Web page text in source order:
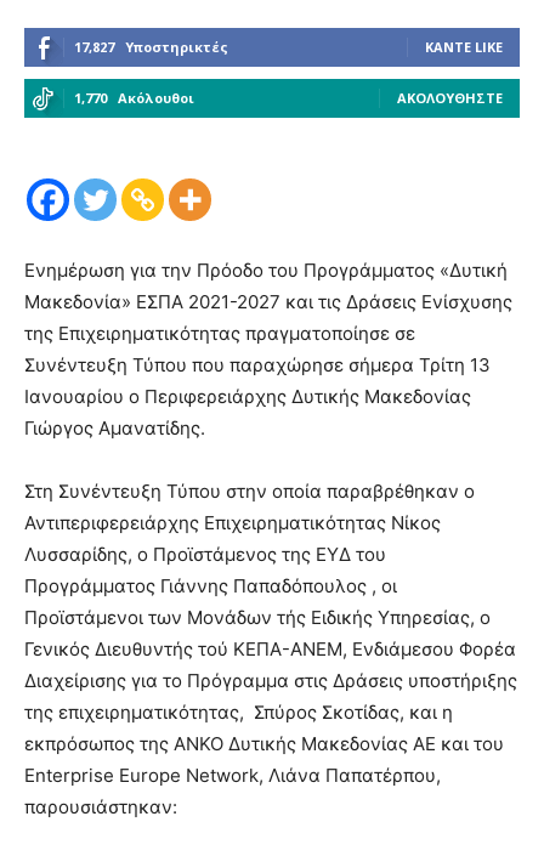
17,827 Υποστηρικτές ΚΆΝΤΕ LIKE
1,770 Ακόλουθοι ΑΚΟΛΟΥΘΉΣΤΕ
Ενημέρωση για την Πρόοδο του Προγράμματος «Δυτική
Μακεδονία» ΕΣΠΑ 2021-2027 και τις Δράσεις Ενίσχυσης
της Επιχειρηματικότητας πραγματοποίησε σε
Συνέντευξη Τύπου που παραχώρησε σήμερα Τρίτη 13
Ιανουαρίου ο Περιφερειάρχης Δυτικής Μακεδονίας
Γιώργος Αμανατίδης.
Στη Συνέντευξη Τύπου στην οποία παραβρέθηκαν ο
Αντιπεριφερειάρχης Επιχειρηματικότητας Νίκος
Λυσσαρίδης, ο Προϊστάμενος της ΕΥΔ του
Προγράμματος Γιάννης Παπαδόπουλος , οι
Προϊστάμενοι των Μονάδων τής Ειδικής Υπηρεσίας, ο
Γενικός Διευθυντής τού ΚΕΠΑ-ΑΝΕΜ, Ενδιάμεσου Φορέα
Διαχείρισης για το Πρόγραμμα στις Δράσεις υποστήριξης
της επιχειρηματικότητας, Σπύρος Σκοτίδας, και η
εκπρόσωπος της ΑΝΚΟ Δυτικής Μακεδονίας ΑΕ και του
Enterprise Europe Network, Λιάνα Παπατέρπου,
παρουσιάστηκαν: